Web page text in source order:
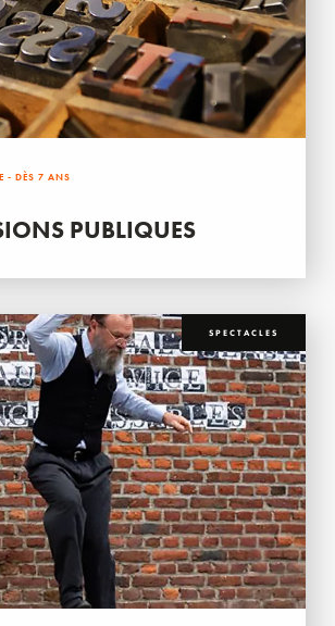
- DÈS 7 ANS
PUBLIQUES
SPECTACLES